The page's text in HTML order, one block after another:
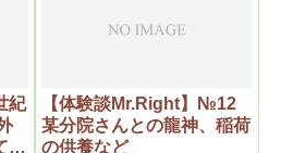
紀
ー
【体験談Mr.Right】№12
某分院さんとの龍神、稲荷
の供養など